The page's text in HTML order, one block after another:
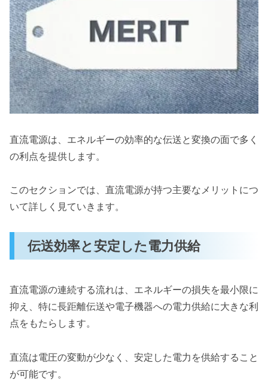
直流電源は、エネルギーの効率的な伝送と変換の面で多く
の利点を提供します。
このセクションでは、直流電源が持つ主要なメリットにつ
いて詳しく見ていきます。
伝送効率と安定した電力供給
直流電源の連続する流れは、エネルギーの損失を最小限に
抑え、特に長距離伝送や電子機器への電力供給に大きな利
点をもたらします。
直流は電圧の変動が少なく、安定した電力を供給すること
が可能です。